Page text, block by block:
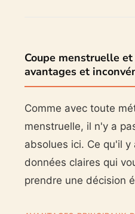
Coupe menstruelle
avantages et
Comme avec toute
menstruelle, il n'y a
absolues ici. Ce qu'il y
données claires qui
prendre une décision